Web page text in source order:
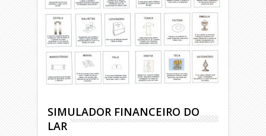
SIMULADOR FINANCEIRO DO
LAR